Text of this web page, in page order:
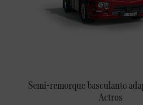
Semi-remorque basculante
Actros